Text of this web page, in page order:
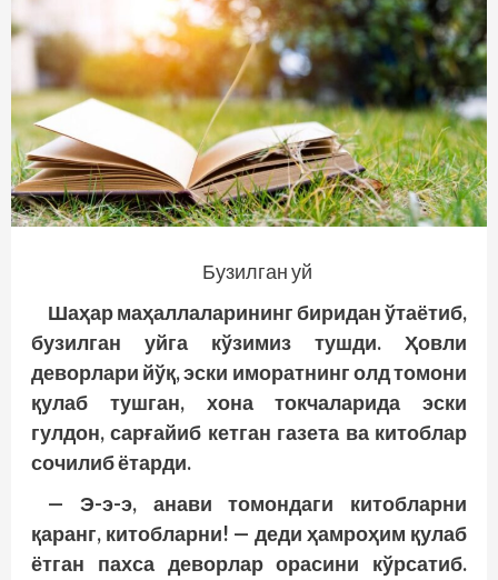
Бузилган уй
Шаҳар маҳаллаларининг биридан ўтаётиб,
бузилган уйга кўзимиз тушди. Ҳовли
деворлари йўқ, эски иморатнинг олд томони
қулаб тушган, хона токчаларида эски
гулдон, сарғайиб кетган газета ва китоблар
сочилиб ётарди.
— Э-э-э, анави томондаги китобларни
қаранг, китобларни! — деди ҳамроҳим қулаб
ётган пахса деворлар орасини кўрсатиб.